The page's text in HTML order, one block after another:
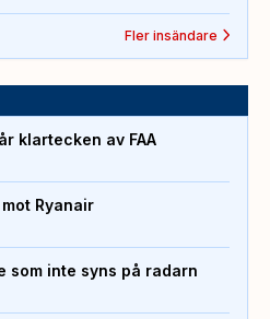
Fler insändare
klartecken av FAA
Ryanair
som inte syns på radarn